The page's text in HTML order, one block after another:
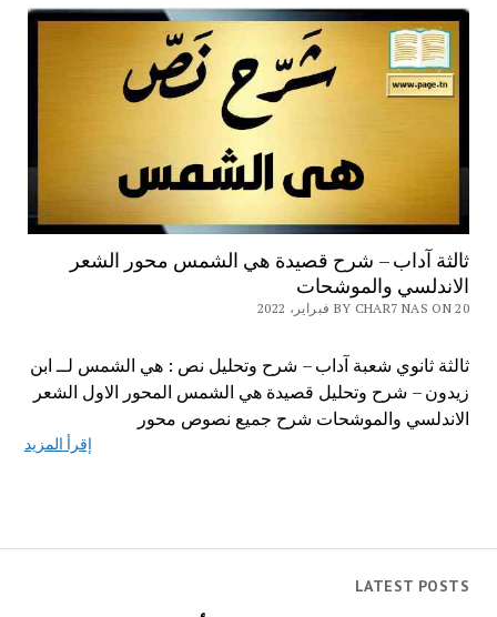
LATEST POSTS
ثالثة آداب – شرح قصيدة هي الشمس محور الشعر
الاندلسي والموشحات
BY CHAR7 NAS ON 20 فبراير، 2022
ثالثة ثانوي شعبة آداب – شرح وتحليل نص : هي الشمس لــ ابن
زيدون – شرح وتحليل قصيدة هي الشمس المحور الاول الشعر
الاندلسي والموشحات شرح جميع نصوص محور
إقرأ المزيد